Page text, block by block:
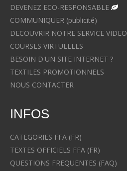
DEVENEZ ECO-RESPONSABLE
COMMUNIQUER (publicité)
DECOUVRIR NOTRE SERVICE VIDEO
COURSES VIRTUELLES
BESOIN D'UN SITE INTERNET ?
TEXTILES PROMOTIONNELS
NOUS CONTACTER
INFOS
CATEGORIES FFA (FR)
TEXTES OFFICIELS FFA (FR)
QUESTIONS FREQUENTES (FAQ)